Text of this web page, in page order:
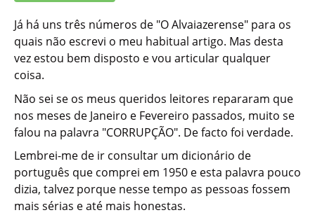
Já há uns três números de "O Alvaiazerense" para os
quais não escrevi o meu habitual artigo. Mas desta
vez estou bem disposto e vou articular qualquer
coisa.
Não sei se os meus queridos leitores repararam que
nos meses de Janeiro e Fevereiro passados, muito se
falou na palavra "CORRUPÇÃO". De facto foi verdade.
Lembrei-me de ir consultar um dicionário de
português que comprei em 1950 e esta palavra pouco
dizia, talvez porque nesse tempo as pessoas fossem
mais sérias e até mais honestas.